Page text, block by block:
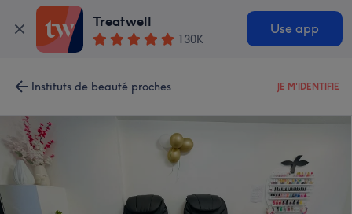
Treatwell
130K
Use app
Instituts de beauté proches JE M'IDENTIFIE